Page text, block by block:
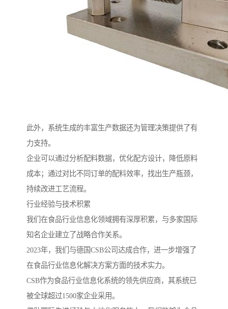
此外，系统生成的丰富生产数据还为管理决策提供了有
力支持。
企业可以通过分析配料数据，优化配方设计，降低原料
成本；通过对比不同订单的配料效率，找出生产瓶颈，
持续改进工艺流程。
行业经验与技术积累
我们在食品行业信息化领域拥有深厚积累，与多家国际
知名企业建立了战略合作关系。
2023年，我们与德国CSB公司达成合作，进一步增强了
在食品行业信息化解决方案方面的技术实力。
CSB作为食品行业信息化系统的领先供应商，其系统已
被全球超过1500家企业采用。